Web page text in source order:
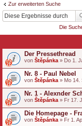
Zur erweiterten Suche
Die
Der Pressethread
von Štěpánka » Do 1.
Nr. 8 - Paul Nebel
von Štěpánka » Mo 14.
Nr. 1 - Alexnder
von Štěpánka » Fr 17.
Die Homepage -
von Štěpánka » Fr 1.